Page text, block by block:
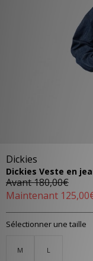
Dickies
Dickies Veste en
Avant180,00€
Maintenant
Sélectionner une taille
M L